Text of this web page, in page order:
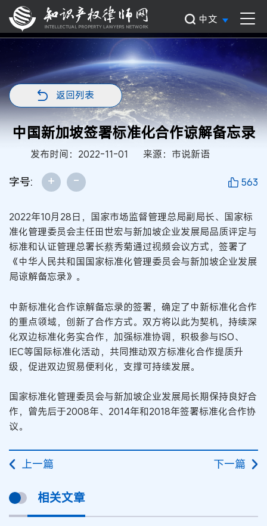
中文
返回列表
中国新加坡签署标准化合作谅解备忘录
发布时间：2022-11-01 来源：市说新语
字号: + - 563
2022年10月28日，国家市场监督管理总局副局长、国家标
准化管理委员会主任田世宏与新加坡企业发展局品质评定与
标准和认证管理总署长蔡秀菊通过视频会议方式，签署了
《中华人民共和国国家标准化管理委员会与新加坡企业发展
局谅解备忘录》。
中新标准化合作谅解备忘录的签署，确定了中新标准化合作
的重点领域，创新了合作方式。双方将以此为契机，持续深
化双边标准化务实合作，加强标准协调，积极参与ISO、
IEC等国际标准化活动，共同推动双方标准化合作提质升
级，促进双边贸易便利化，支撑可持续发展。
国家标准化管理委员会与新加坡企业发展局长期保持良好合
作，曾先后于2008年、2014年和2018年签署标准化合作协
议。
上一篇 下一篇
相关文章